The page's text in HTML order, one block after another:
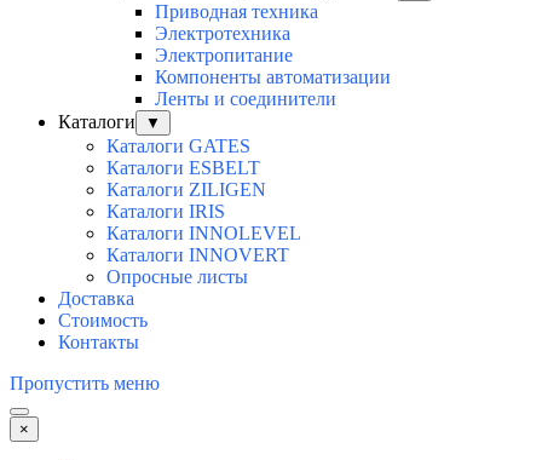
Приводная техника
Электротехника
Электропитание
Компоненты автоматизации
Ленты и соединители
Каталоги
▼
Каталоги GATES
Каталоги ESBELT
Каталоги ZILIGEN
Каталоги IRIS
Каталоги INNOLEVEL
Каталоги INNOVERT
Опросные листы
Доставка
Стоимость
Контакты
Пропустить меню
×